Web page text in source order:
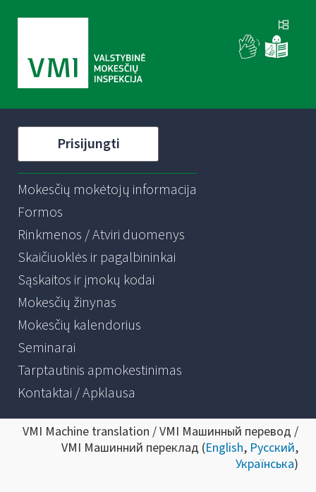
Prisijungti
Mokesčių mokėtojų informacija
Formos
Rinkmenos / Atviri duomenys
Skaičiuoklės ir pagalbininkai
Sąskaitos ir įmokų kodai
Mokesčių žinynas
Mokesčių kalendorius
Seminarai
Tarptautinis apmokestinimas
Kontaktai / Apklausa
VMI Machine translation / VMI Машинный перевод /
VMI Машинний переклад (English, Русский,
Українська)